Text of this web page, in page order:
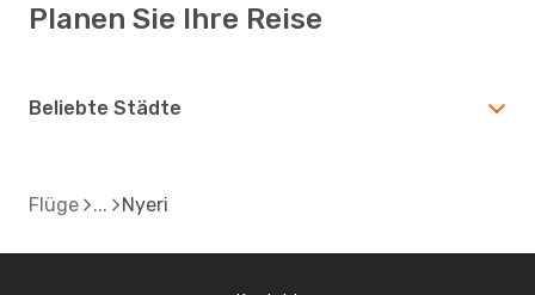
Planen Sie Ihre Reise
Beliebte Städte
Flüge Nyeri